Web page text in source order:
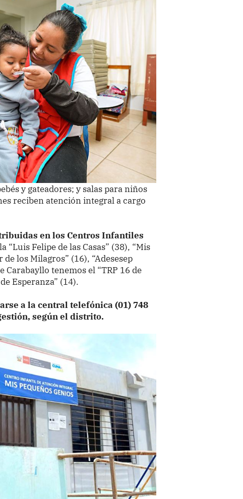
y gateadores; y salas para niños
reciben atención integral a cargo
en los Centros Infantiles
“Luis Felipe de las Casas” (38), “Mis
los Milagros” (16), “Adesesep
Carabayllo tenemos el “TRP 16 de
Esperanza” (14).
a la central telefónica (01) 748
según el distrito.